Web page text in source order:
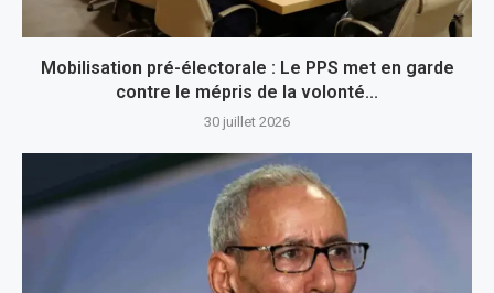
Mobilisation pré-électorale : Le PPS met en garde
contre le mépris de la volonté...
30 juillet 2026